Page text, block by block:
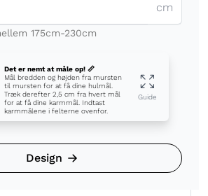
cm
175cm-230cm
Det er nemt at måle op! 📏
Mål bredden og højden fra mursten
til mursten for at få dine hulmål.
Træk derefter 2,5 cm fra hvert mål
for at få dine karmmål. Indtast
karmmålene i felterne ovenfor.
Guide
Design